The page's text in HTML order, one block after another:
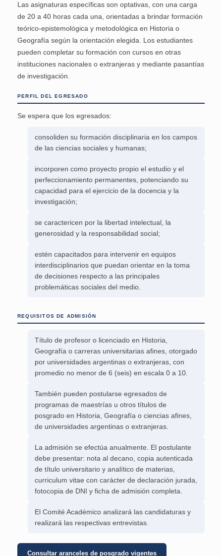
Las asignaturas específicas son optativas, con una carga
de 20 a 40 horas cada una, orientadas a brindar formación
teórico-epistemológica y metodológica en Historia o
Geografía según la orientación elegida. Los estudiantes
pueden completar su formación con cursos en otras
instituciones nacionales o extranjeras y mediante pasantías
de investigación.
PERFIL DEL EGRESADO
Se espera que los egresados:
consoliden su formación disciplinaria en los campos
de las ciencias sociales y humanas;
incorporen como proyecto propio el estudio y el
perfeccionamiento permanentes, potenciando su
capacidad para el ejercicio de la docencia y la
investigación;
se caractericen por la libertad intelectual, la
generosidad y la responsabilidad social;
estén capacitados para intervenir en equipos
interdisciplinarios que puedan orientar en la toma
de decisiones respecto a las principales
problemáticas sociales del medio.
REQUISITOS DE ADMISIÓN
Título de profesor o licenciado en Historia,
Geografía o carreras universitarias afines, otorgado
por universidades argentinas o extranjeras, con
promedio no menor de 6 (seis) en escala 0 a 10.
También pueden postularse egresados de
programas de maestrías u otros títulos de
posgrado en Historia, Geografía o ciencias afines,
de universidades argentinas o extranjeras.
La admisión se efectúa anualmente. El postulante
debe presentar: nota al decano, copia autenticada
de título universitario y analítico de materias,
curriculum vitae con carácter de declaración jurada,
fotocopia de DNI y ficha de admisión completa.
El Comité Académico analizará las candidaturas y
realizará las respectivas entrevistas.
Consultar aranceles de posgrado vigentes